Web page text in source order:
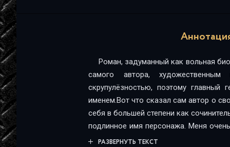
Роман, задуманный как вольная
самого автора,
скрупулёзностью, поэтому
именем.Вот что сказал сам автор о
себя в большей степени как
подлинное имя персонажа. Меня
именем будет участвовать в
РАЗВЕРНУТЬ ТЕКСТ